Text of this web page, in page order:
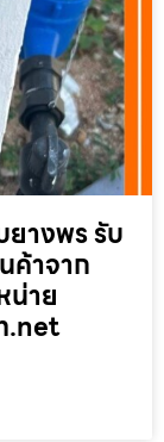
ยางพร รับ
ค้าจาก
น่าย
.net